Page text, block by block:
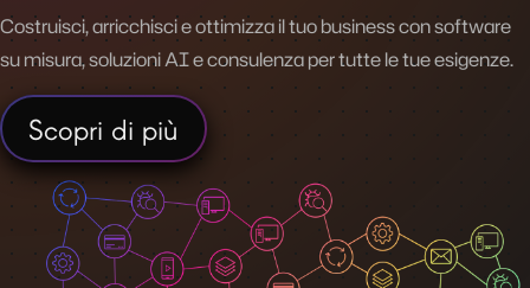
Costruisci, arricchisci e ottimizza il tuo business con software
su misura, soluzioni AI e consulenza per tutte le tue esigenze.
Scopri di più